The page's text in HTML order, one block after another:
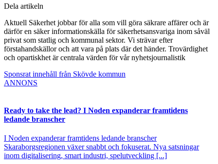
Dela artikeln
Aktuell Säkerhet jobbar för alla som vill göra säkrare affärer och är
därför en säker informationskälla för säkerhetsansvariga inom såväl
privat som statlig och kommunal sektor. Vi strävar efter
förstahandskällor och att vara på plats där det händer. Trovärdighet
och opartiskhet är centrala värden för vår nyhetsjournalistik
Sponsrat innehåll från Skövde kommun
ANNONS
Ready to take the lead? I Noden expanderar framtidens
ledande branscher
I Noden expanderar framtidens ledande branscher
Skaraborgsregionen växer snabbt och fokuserat. Nya satsningar
inom digitalisering, smart industri, spelutveckling [...]